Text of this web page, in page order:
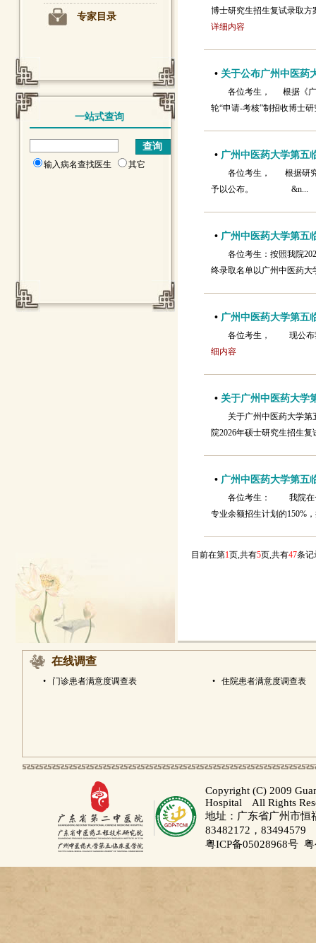
专家目录
一站式查询
输入病名查找医生 其它
博士研究生招生复试录取
详细内容
• 关于公布广州中医药
各位考生， 根据《广
轮“申请-考核”制招收博士
• 广州中医药大学第五
各位考生， 根据研究
予以公布。
• 广州中医药大学第五
各位考生：按照我院
终录取名单以广州中医药
• 广州中医药大学第五
各位考生， 现公
细内容
• 关于广州中医药大学
关于广州中医药大学
院2026年硕士研究生招生
• 广州中医药大学第五
各位考生： 我院在一
专业余额招生计划的150%
目前在第1页,共有5页,共有47条
在线调查
• 门诊患者满意度调查表 • 住院患者满意度调查表
Copyright (C) 2009
Hospital All Rights
地址：广东省广州市
83482172，83494579
粤ICP备05028968号